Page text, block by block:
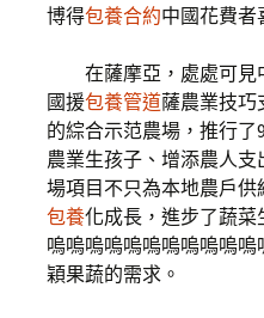
博得包養合約中國花費者
在薩摩亞，處處可
國援包養管道薩農業技巧
的綜合示范農場，推行
農業生孩子、增添農人
場項目不只為本地農戶
包養化成長，進步了蔬
嗚嗚嗚嗚嗚嗚嗚嗚嗚嗚
穎果蔬的需求。